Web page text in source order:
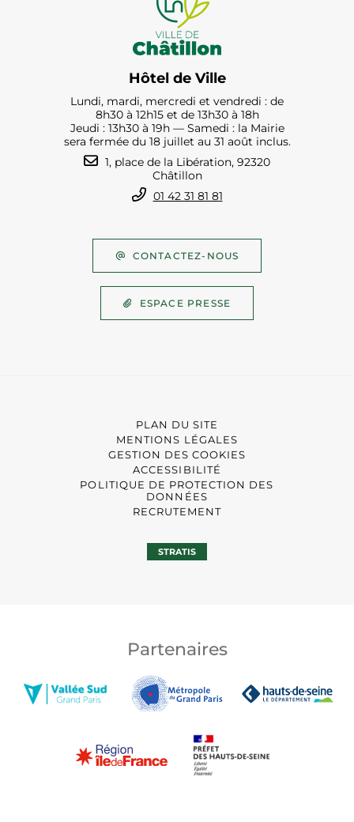
Hôtel de Ville
Lundi, mardi, mercredi et vendredi : de
8h30 à 12h15 et de 13h30 à 18h
Jeudi : 13h30 à 19h — Samedi : la Mairie
sera fermée du 18 juillet au 31 août inclus.
1, place de la Libération, 92320
Châtillon
01 42 31 81 81
CONTACTEZ-NOUS
ESPACE PRESSE
PLAN DU SITE
MENTIONS LÉGALES
GESTION DES COOKIES
ACCESSIBILITÉ
POLITIQUE DE PROTECTION DES
DONNÉES
RECRUTEMENT
STRATIS
Partenaires